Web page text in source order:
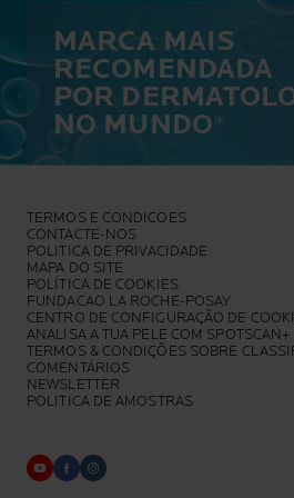
MARCA MAIS
RECOMENDADA
POR
NO MUNDO*
TERMOS E CONDICOES
CONTACTE-NOS
POLITICA DE PRIVACIDADE
MAPA DO SITE
POLÍTICA DE COOKIES
FUNDACAO LA ROCHE-POSAY
CENTRO DE CONFIGURAÇÃO DE
ANALISA A TUA PELE COM SPOTSCAN+
TERMOS & CONDIÇÕES SOBRE
COMENTÁRIOS
NEWSLETTER
POLITICA DE AMOSTRAS